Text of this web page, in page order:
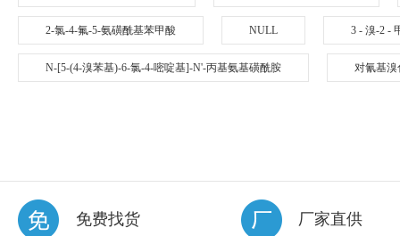
2-氯-4-氟-5-氨磺酰基苯甲酸 NULL 3 - 溴-2 -
N-[5-(4-溴苯基)-6-氯-4-嘧啶基]-N'-丙基氨基磺酰胺 对氰基溴
免费找货 厂家直供